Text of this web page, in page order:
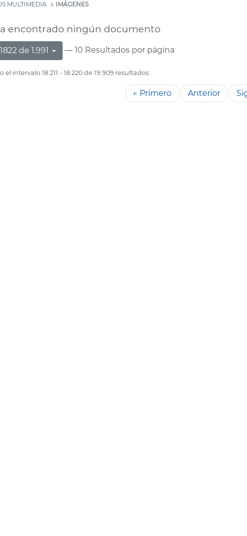
MULTIMEDIA IMÁGENES
encontrado ningún documento
de 1.991 — 10 Resultados por página
el intervalo 18.211 - 18.220 de 19.909 resultados.
← Primero Anterior